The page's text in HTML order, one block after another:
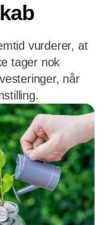
vurderer, at
tager nok
når